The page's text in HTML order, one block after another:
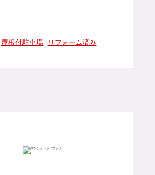
屋根付駐車場 リフォーム済み